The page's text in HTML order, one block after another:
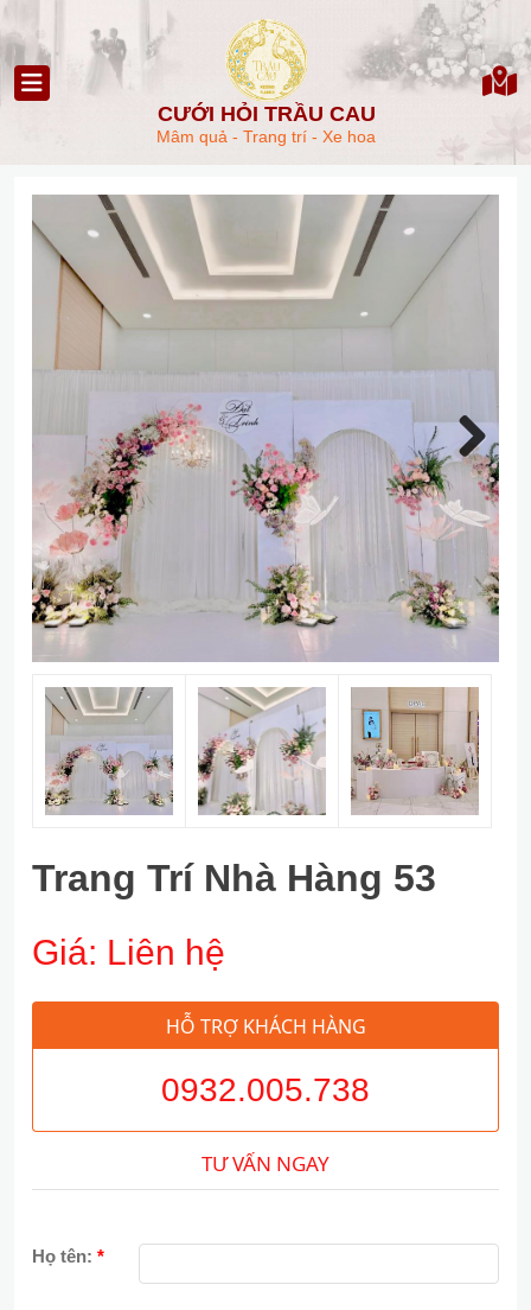
CƯỚI HỎI TRẦU CAU
Mâm quả - Trang trí - Xe hoa
Next
Trang Trí Nhà Hàng 53
Giá: Liên hệ
HỖ TRỢ KHÁCH HÀNG
0932.005.738
TƯ VẤN NGAY
Họ tên: *